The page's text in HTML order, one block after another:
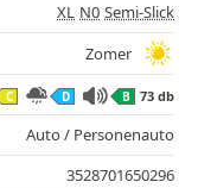
XL N0 Semi-Slick
Zomer
C D B 73 db
Auto / Personenauto
3528701650296